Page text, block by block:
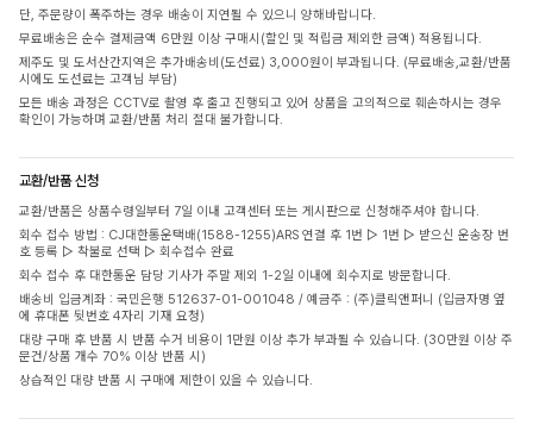
단, 주문량이 폭주하는 경우 배송이 지연될 수 있으니 양해바랍니다.
무료배송은 순수 결제금액 6만원 이상 구매시(할인 및 적립금 제외한 금액) 적용됩니다.
제주도 및 도서산간지역은 추가배송비(도선료) 3,000원이 부과됩니다. (무료배송,교환/반품
시에도 도선료는 고객님 부담)
모든 배송 과정은 CCTV로 촬영 후 출고 진행되고 있어 상품을 고의적으로 훼손하시는 경우
확인이 가능하며 교환/반품 처리 절대 불가합니다.
교환/반품 신청
교환/반품은 상품수령일부터 7일 이내 고객센터 또는 게시판으로 신청해주셔야 합니다.
회수 접수 방법 : CJ대한통운택배(1588-1255)ARS 연결 후 1번 ▷ 1번 ▷ 받으신 운송장 번
호 등록 ▷ 착불로 선택 ▷ 회수접수 완료
회수 접수 후 대한통운 담당 기사가 주말 제외 1-2일 이내에 회수지로 방문합니다.
배송비 입금계좌 : 국민은행 512637-01-001048 / 예금주 : (주)클릭앤퍼니 (입금자명 옆
에 휴대폰 뒷번호 4자리 기재 요청)
대량 구매 후 반품 시 반품 수거 비용이 1만원 이상 추가 부과될 수 있습니다. (30만원 이상 주
문건/상품 개수 70% 이상 반품 시)
상습적인 대량 반품 시 구매에 제한이 있을 수 있습니다.